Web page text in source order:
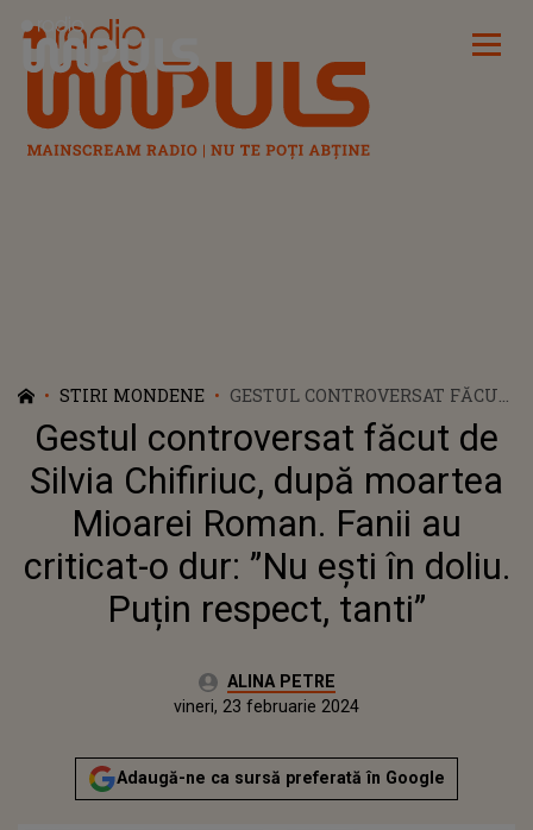
Radio Impuls
STIRI MONDENE
GESTUL CONTROVERSAT FĂCUT
DE SILVIA CHIFIRIUC, DUPĂ
MOARTEA MIOAREI ROMAN.
FANII AU CRITICAT-O DUR: ”NU
EȘTI ÎN DOLIU. PUȚIN RESPECT,
TANTI”
Gestul controversat făcut de
Silvia Chifiriuc, după moartea
Mioarei Roman. Fanii au
criticat-o dur: ”Nu ești în doliu.
Puțin respect, tanti”
Autor:ALINA PETRE
vineri, 23 februarie 2024Actualizat:
vineri, 23 februarie 2024
Adaugă-ne ca sursă preferată în Google